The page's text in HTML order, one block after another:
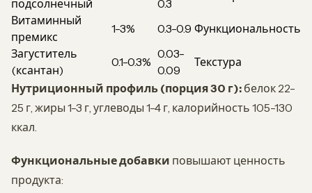
подсолнечный
0.3
Витаминный
премикс
1-3% 0.3-0.9 Функциональность
Загуститель
(ксантан)
0.1-0.3%
0.03-
0.09
Текстура
Нутриционный профиль (порция 30 г): белок 22-
25 г, жиры 1-3 г, углеводы 1-4 г, калорийность 105-130
ккал.
Функциональные добавки повышают ценность
продукта: